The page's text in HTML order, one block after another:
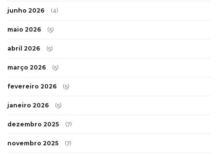
junho 2026 (4)
maio 2026 (5)
abril 2026 (5)
março 2026 (5)
fevereiro 2026 (5)
janeiro 2026 (5)
dezembro 2025 (7)
novembro 2025 (7)